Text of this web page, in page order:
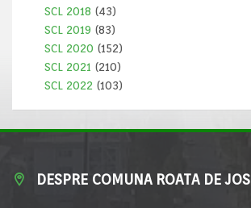
SCL 2018 (43)
SCL 2019 (83)
SCL 2020 (152)
SCL 2021 (210)
SCL 2022 (103)
DESPRE COMUNA ROATA DE JOS